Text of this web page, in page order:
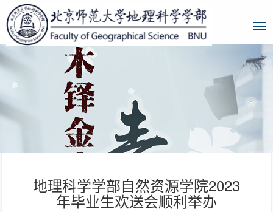
地理科学学部自然资源学院2023
年毕业生欢送会顺利举办